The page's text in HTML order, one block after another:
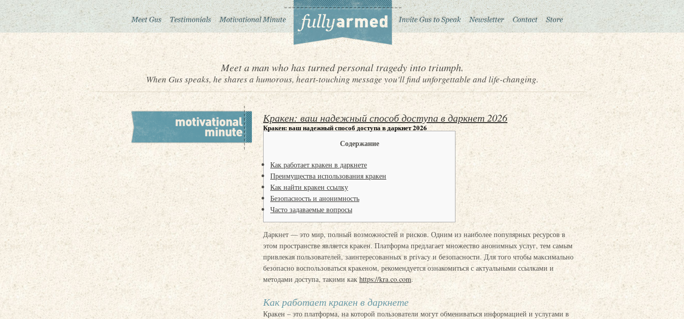
Meet a man who has turned personal tragedy into triumph.
When Gus speaks, he shares a humorous, heart-touching message you'll find unforgettable and life-changing.
Кракен: ваш надежный способ доступа в даркнет 2026
Кракен: ваш надежный способ доступа в даркнет 2026
Содержание
Как работает кракен в даркнете
Преимущества использования кракен
Как найти кракен ссылку
Безопасность и анонимность
Часто задаваемые вопросы
Даркнет — это мир, полный возможностей и рисков. Одним из наиболее популярных ресурсов в
этом пространстве является кракен. Платформа предлагает множество анонимных услуг, тем самым
привлекая пользователей, заинтересованных в privacy и безопасности. Для того чтобы максимально
безопасно воспользоваться кракеном, рекомендуется ознакомиться с актуальными ссылками и
методами доступа, такими какhttps://kra.co.com.
Как работает кракен в даркнете
Кракен – это платформа, на которой пользователи могут обмениваться информацией и услугами в